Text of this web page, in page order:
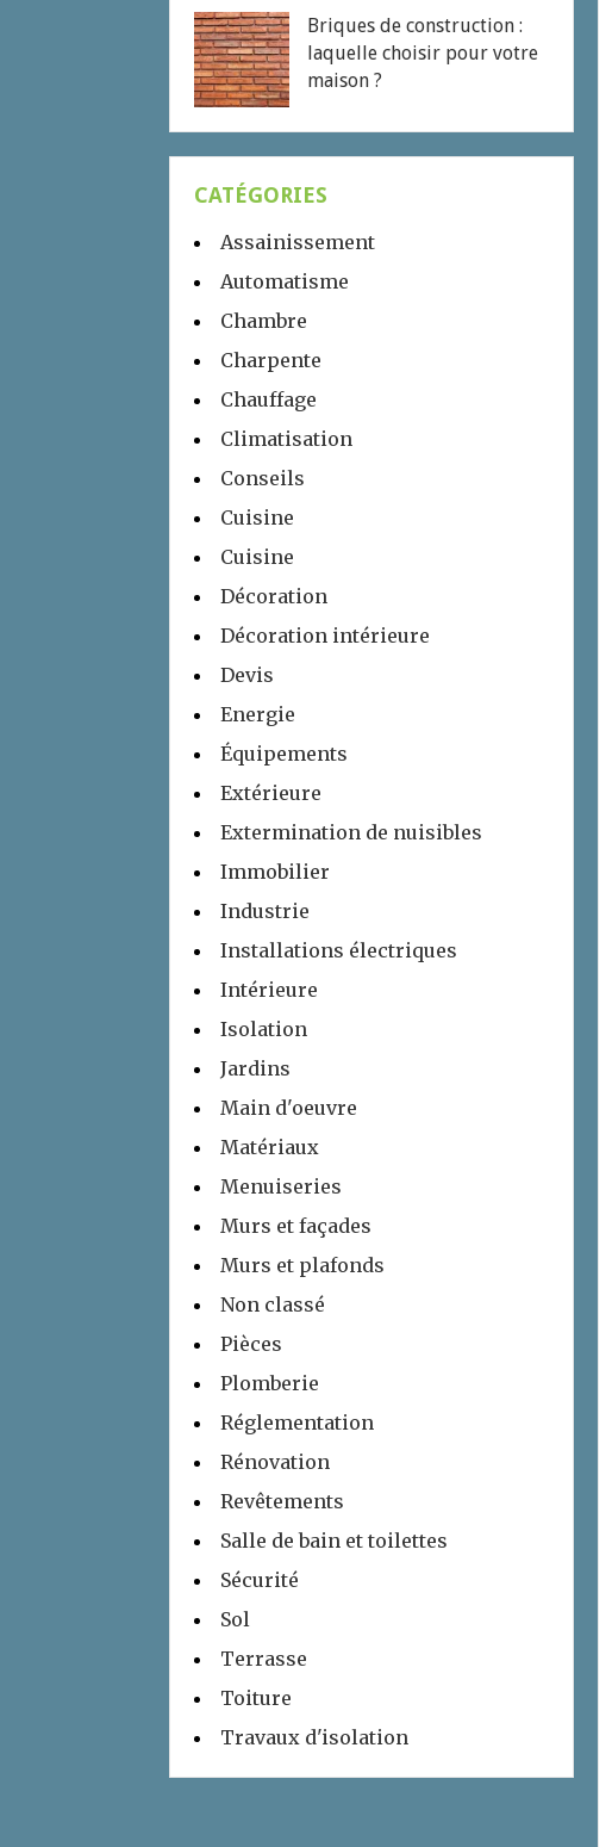
Briques de construction :
laquelle choisir pour votre
maison ?
CATÉGORIES
Assainissement
Automatisme
Chambre
Charpente
Chauffage
Climatisation
Conseils
Cuisine
Cuisine
Décoration
Décoration intérieure
Devis
Energie
Équipements
Extérieure
Extermination de nuisibles
Immobilier
Industrie
Installations électriques
Intérieure
Isolation
Jardins
Main d'oeuvre
Matériaux
Menuiseries
Murs et façades
Murs et plafonds
Non classé
Pièces
Plomberie
Réglementation
Rénovation
Revêtements
Salle de bain et toilettes
Sécurité
Sol
Terrasse
Toiture
Travaux d'isolation